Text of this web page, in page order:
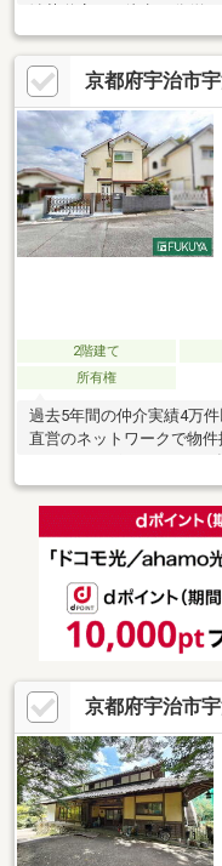
治莵道店まで徒歩17分(約
1290m)・ローソン宇治莵
ア宇治三室戸店まで徒歩
店まで徒歩17分(約
ど多くない閑静な住宅街
京都府宇治市
2階建て
所有権
過去5年間の仲介実績4万
直営のネットワークで物
ため、通勤・通学に便利
京阪宇治線「宇治」駅ま
で徒歩20分■全居室6帖以
歩8分と毎日のお買い物
京都府宇治市